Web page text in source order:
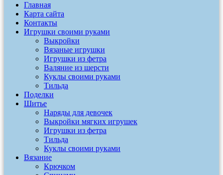
Главная
Карта сайта
Контакты
Игрушки своими руками
Выкройки
Вязаные игрушки
Игрушки из фетра
Валяние из шерсти
Куклы своими руками
Тильда
Поделки
Шитье
Наряды для девочек
Выкройки мягких игрушек
Игрушки из фетра
Тильда
Куклы своими руками
Вязание
Крючком